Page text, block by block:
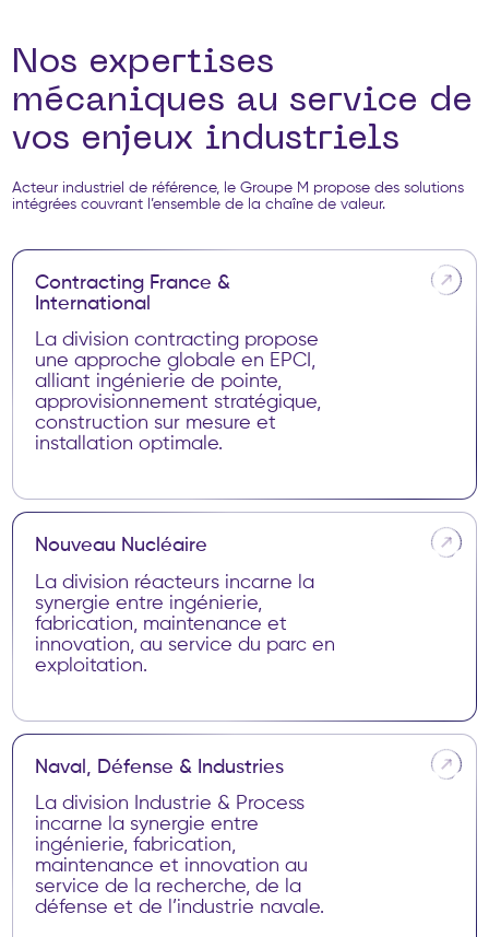
Nos expertises
mécaniques au service de
vos enjeux industriels
Acteur industriel de référence, le Groupe M propose des solutions
intégrées couvrant l’ensemble de la chaîne de valeur.
Contracting France &
International
La division contracting propose
une approche globale en EPCI,
alliant ingénierie de pointe,
approvisionnement stratégique,
construction sur mesure et
installation optimale.
Nouveau Nuc léaire
La division réacteurs incarne la
synergie entre ingénierie,
fabrication, maintenance et
innovation, au service du parc en
exploitation.
Naval Défense & Industries
La division Industrie & Process
incarne la synergie entre
ingénierie, fabrication,
maintenance et innovation au
service de la recherche, de la
défense et de l’industrie navale.